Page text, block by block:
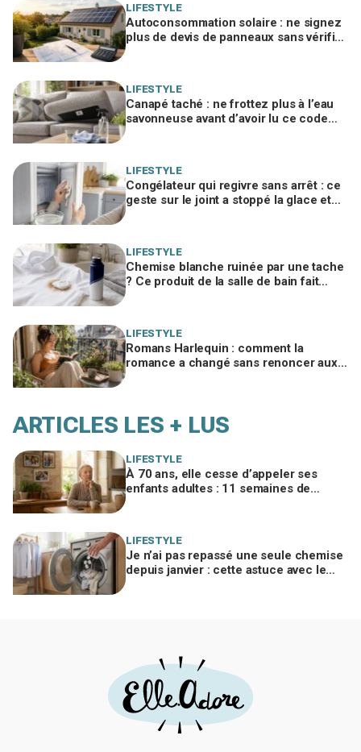
LIFESTYLE
Autoconsommation solaire : ne signez
plus de devis de panneaux sans vérifier
LIFESTYLE
Canapé taché : ne frottez plus à l’eau
savonneuse avant d’avoir lu ce code
LIFESTYLE
Congélateur qui regivre sans arrêt : ce
geste sur le joint a stoppé la glace et
LIFESTYLE
Chemise blanche ruinée par une tache
? Ce produit de la salle de bain fait
LIFESTYLE
Romans Harlequin : comment la
romance a changé sans renoncer aux
ARTICLES LES + LUS
LIFESTYLE
À 70 ans, elle cesse d’appeler ses
enfants adultes : 11 semaines de
LIFESTYLE
Je n’ai pas repassé une seule chemise
depuis janvier : cette astuce avec le